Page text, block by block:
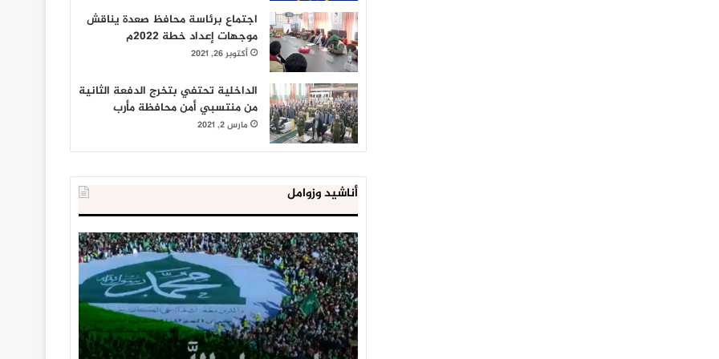
اجتماع برئاسة محافظ صعدة يناقش
موجهات إعداد خطة 2022م
أكتوبر 26, 2021
الداخلية تحتفي بتخرج الدفعة الثانية
من منتسبي أمن محافظة مأرب
مارس 2, 2021
أناشيد وزوامل
العدو
الإسرائيلي
اعتقل
543
طفلا
فلسطينيا
خلال
يناير 31, 2021
الداخلية
المصرية
إحباط
‘مخطط
كبير’
للإخوان